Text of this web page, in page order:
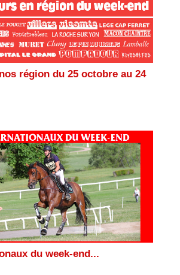
région du 25 octobre au 24
du week-end...